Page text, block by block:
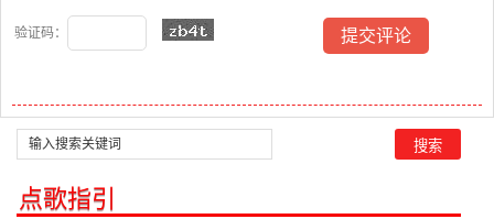
验证码：
点歌指引